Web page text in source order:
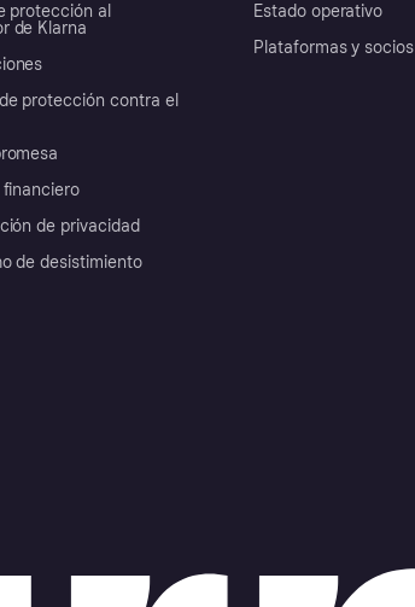
protección al
de Klarna
protección contra el
financiero
de privacidad
de desistimiento
Estado operativo
Plataformas y socios